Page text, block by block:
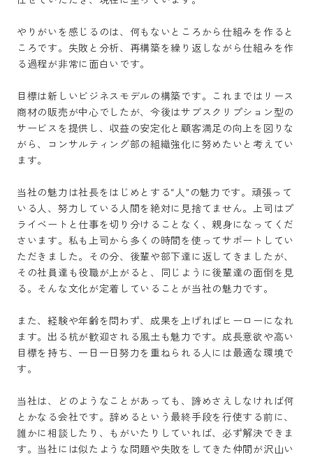
やりがいを感じるのは、何もないところから仕組みを作ると
ころです。失敗と分析、再構築を繰り返しながら仕組みを作
る過程が非常に面白いです。
目標は新しいビジネスモデルの構築です。これまではリース
商材の販売が中心でしたが、今後はサブスクリプション型の
サービスを提供し、収益の安定化と顧客満足の向上を図りな
がら、コンサルティング部の組織強化に努めたいと考えてい
ます。
当社の魅力は社長をはじめとする“人”の魅力です。頑張って
いる人、努力している人間を絶対に見捨てません。上司はプ
ライベートと仕事を切り分けることなく、親身になってくだ
さいます。私も上司から多くの時間を使ってサポートしてい
ただきました。その分、後輩や部下達に返してきましたが、
その社員達も役職が上がると、同じように後輩達の面倒を見
る。そんな文化が定着していることが当社の魅力です。
また、経験や年齢を問わず、成果を上げればヒーローになれ
ます。出る杭が歓迎される風土も魅力です。成長意欲や高い
目標を持ち、一日一日努力を重ねられる人には最適な環境で
す。
当社は、どのようなことがあっても、諦めさえしなければ何
とかなる会社です。辞めるという最終手段を行使する前に、
誰かに相談したり、もがいたりしていれば、必ず解決できま
す。当社には似たような問題や失敗をしてきた仲間が沢山い